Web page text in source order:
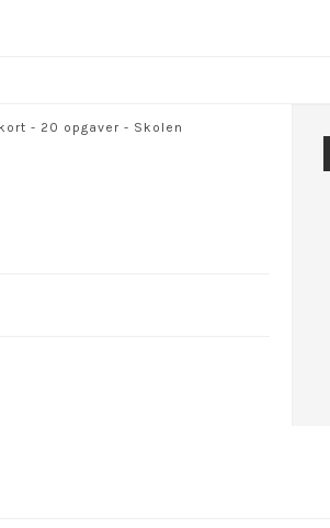
- 20 opgaver - Skolen